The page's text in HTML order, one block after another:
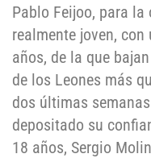
Pablo Feijoo, para
realmente joven,
años, de la que
de los Leones más
dos últimas
depositado su
18 años, Sergio